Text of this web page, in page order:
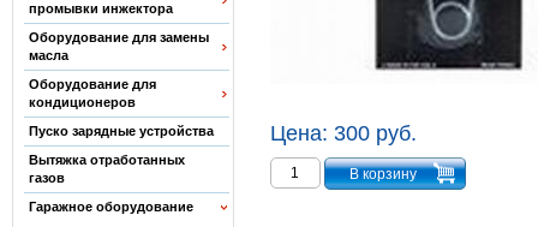
промывки инжектора
Оборудование для замены
масла
Оборудование для
кондиционеров
Пуско зарядные устройства
Вытяжка отработанных
газов
Гаражное оборудование
Цена: 300 руб.